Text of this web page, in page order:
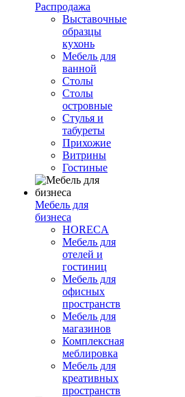
Распродажа
Выставочные
образцы
кухонь
Мебель для
ванной
Столы
Столы
островные
Стулья и
табуреты
Прихожие
Витрины
Гостиные
Мебель для
бизнеса
HORECA
Мебель для
отелей и
гостиниц
Мебель для
офисных
пространств
Мебель для
магазинов
Комплексная
меблировка
Мебель для
креативных
пространств